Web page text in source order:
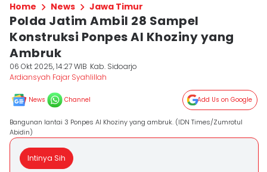
Home News Jawa Timur
Polda Jatim Ambil 28 Sampel
Konstruksi Ponpes Al Khoziny yang
Ambruk
06 Okt 2025, 14:27 WIB Kab. Sidoarjo
Ardiansyah Fajar Syahlillah
News Channel Add Us on Google
Bangunan lantai 3 Ponpes Al Khoziny yang ambruk. (IDN Times/Zumrotul
Abidin)
Intinya Sih